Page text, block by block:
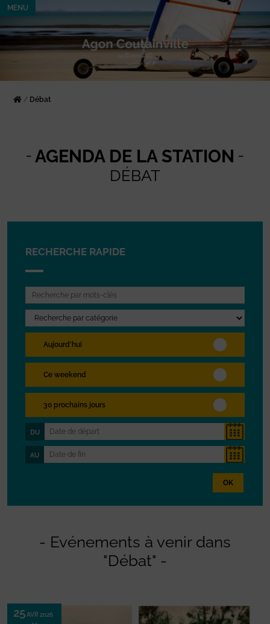
MENU
/ Débat
AGENDA DE LA STATION
DÉBAT
RECHERCHE RAPIDE
Aujourd'hui
Ce weekend
30 prochains jours
DU
AU
OK
- Evénements à venir dans
"Débat" -
25 AVR 2026